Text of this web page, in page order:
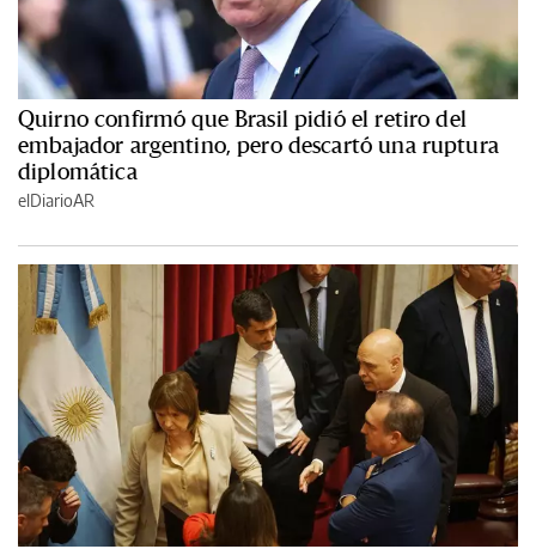
Quirno confirmó que Brasil pidió el retiro del
embajador argentino, pero descartó una ruptura
diplomática
elDiarioAR